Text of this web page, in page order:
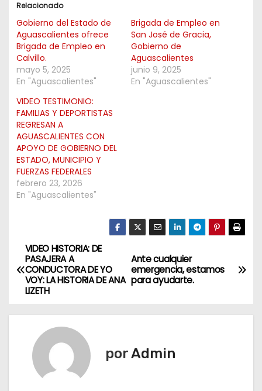
Relacionado
Gobierno del Estado de
Aguascalientes ofrece
Brigada de Empleo en
Calvillo.
mayo 5, 2025
En "Aguascalientes"
Brigada de Empleo en
San José de Gracia,
Gobierno de
Aguascalientes
junio 9, 2025
En "Aguascalientes"
VIDEO TESTIMONIO:
FAMILIAS Y DEPORTISTAS
REGRESAN A
AGUASCALIENTES CON
APOYO DE GOBIERNO DEL
ESTADO, MUNICIPIO Y
FUERZAS FEDERALES
febrero 23, 2026
En "Aguascalientes"
N
a
Ante cualquier
emergencia, estamos
para ayudarte.
VIDEO HISTORIA: DE
PASAJERA A
CONDUCTORA DE YO
VOY: LA HISTORIA DE ANA
LIZETH
porAdmin